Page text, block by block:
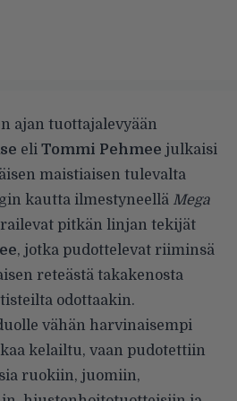
ajan tuottajalevyään
eli Tommi Pehmee julkaisi
maistiaisen tulevalta
kautta ilmestyneellä Mega
pitkän linjan tekijät
, jotka pudottelevat riiminsä
reteästä takakenosta
odottaakin.
vähän harvinaisempi
kelailtu, vaan pudotettiin
ruokiin, juomiin,